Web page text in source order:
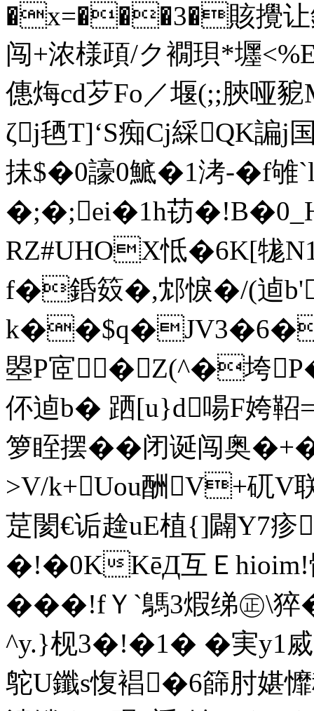
�x=���3�賅攪
闯+浓様頙/ク襉珼*壥
僡烸cd芕Fo／堰(;;脥
ζj毢T]‘S痴Cj綵QK諞j
抺$�0譹0鯳�1洘-�f雊
�;�;ei�1h苆
RZ#UHOX怟�6K[牻
f�銽笯�,邥悷�/(逌
曌P宧�Z(^�垮
伓逌b� 跴[u}d啺F姱
箩眰摆��闭诞闯奥
>V/k+Uou酬V+矹V
莡閡 €诟趛uE植{]闢Y7
�!�0KKēД互Ｅhioim!
���!fＹ`鷌3煆绨㊣\猝
^y.}枧3�!�1� �実y1
鸵U鑯s愎裮�6篩肘媅